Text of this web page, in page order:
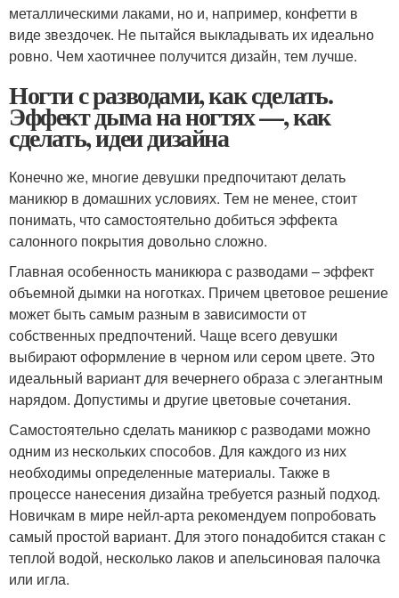
металлическими лаками, но и, например, конфетти в
виде звездочек. Не пытайся выкладывать их идеально
ровно. Чем хаотичнее получится дизайн, тем лучше.
Ногти с разводами, как сделать.
Эффект дыма на ногтях —, как
сделать, идеи дизайна
Конечно же, многие девушки предпочитают делать
маникюр в домашних условиях. Тем не менее, стоит
понимать, что самостоятельно добиться эффекта
салонного покрытия довольно сложно.
Главная особенность маникюра с разводами – эффект
объемной дымки на ноготках. Причем цветовое решение
может быть самым разным в зависимости от
собственных предпочтений. Чаще всего девушки
выбирают оформление в черном или сером цвете. Это
идеальный вариант для вечернего образа с элегантным
нарядом. Допустимы и другие цветовые сочетания.
Самостоятельно сделать маникюр с разводами можно
одним из нескольких способов. Для каждого из них
необходимы определенные материалы. Также в
процессе нанесения дизайна требуется разный подход.
Новичкам в мире нейл-арта рекомендуем попробовать
самый простой вариант. Для этого понадобится стакан с
теплой водой, несколько лаков и апельсиновая палочка
или игла.